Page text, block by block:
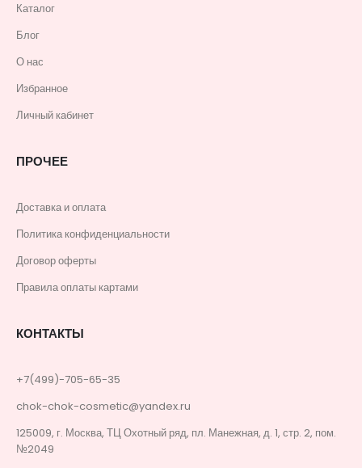
Каталог
Блог
О нас
Избранное
Личный кабинет
ПРОЧЕЕ
Доставка и оплата
Политика конфиденциальности
Договор оферты
Правила оплаты картами
КОНТАКТЫ
+7(499)-705-65-35
chok-chok-cosmetic@yandex.ru
125009, г. Москва, ТЦ Охотный ряд, пл. Манежная, д. 1, стр. 2, пом.
№2049